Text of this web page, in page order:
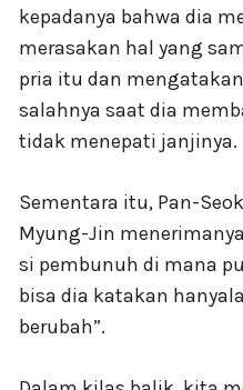
kepadanya bahwa dia
merasakan hal yang
pria itu dan
salahnya saat dia
tidak menepati janjinya.
Sementara itu, Pan-
Myung-Jin
si pembunuh di mana
bisa dia katakan
berubah”.